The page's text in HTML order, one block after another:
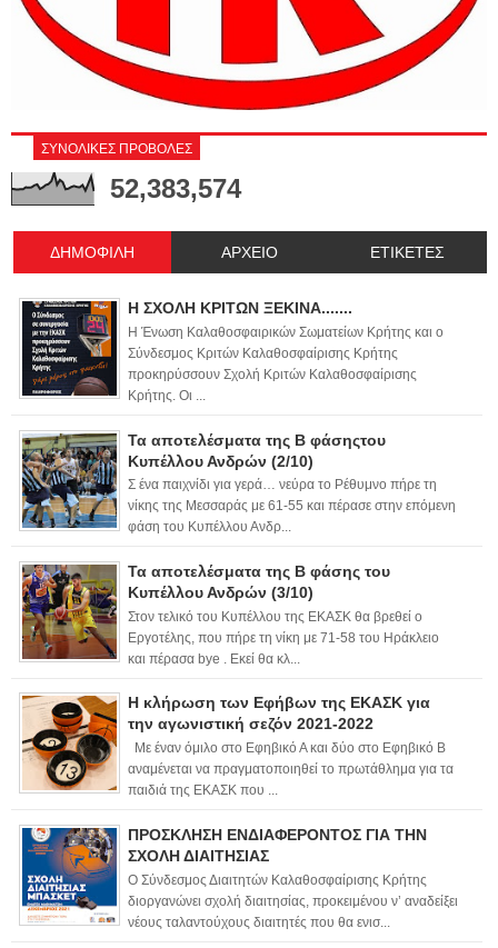
ΣΥΝΟΛΙΚΕΣ ΠΡΟΒΟΛΕΣ
52,383,574
ΔΗΜΟΦΙΛΗ ΑΡΧΕΙΟ ΕΤΙΚΕΤΕΣ
Η ΣΧΟΛΗ ΚΡΙΤΩΝ ΞΕΚΙΝΑ.......
Η Ένωση Καλαθοσφαιρικών Σωματείων Κρήτης και ο
Σύνδεσμος Κριτών Καλαθοσφαίρισης Κρήτης
προκηρύσσουν Σχολή Κριτών Καλαθοσφαίρισης
Κρήτης. Οι ...
Τα αποτελέσματα της Β φάσηςτου
Κυπέλλου Ανδρών (2/10)
Σ ένα παιχνίδι για γερά… νεύρα το Ρέθυμνο πήρε τη
νίκης της Μεσσαράς με 61-55 και πέρασε στην επόμενη
φάση του Κυπέλλου Ανδρ...
Τα αποτελέσματα της Β φάσης του
Κυπέλλου Ανδρών (3/10)
Στον τελικό του Κυπέλλου της ΕΚΑΣΚ θα βρεθεί ο
Εργοτέλης, που πήρε τη νίκη με 71-58 του Ηράκλειο
και πέρασα bye . Εκεί θα κλ...
Η κλήρωση των Εφήβων της ΕΚΑΣΚ για
την αγωνιστική σεζόν 2021-2022
Με έναν όμιλο στο Εφηβικό Α και δύο στο Εφηβικό Β
αναμένεται να πραγματοποιηθεί το πρωτάθλημα για τα
παιδιά της ΕΚΑΣΚ που ...
ΠΡΟΣΚΛΗΣΗ ΕΝΔΙΑΦΕΡΟΝΤΟΣ ΓΙΑ ΤΗΝ
ΣΧΟΛΗ ΔΙΑΙΤΗΣΙΑΣ
Ο Σύνδεσμος Διαιτητών Καλαθοσφαίρισης Κρήτης
διοργανώνει σχολή διαιτησίας, προκειμένου ν’ αναδείξει
νέους ταλαντούχους διαιτητές που θα ενισ...